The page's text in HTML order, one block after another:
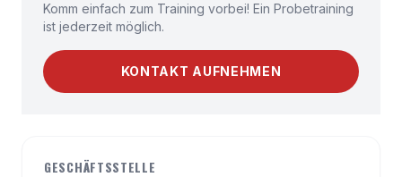
Komm einfach zum Training vorbei! Ein Probetraining
ist jederzeit möglich.
KONTAKT AUFNEHMEN
GESCHÄFTSSTELLE